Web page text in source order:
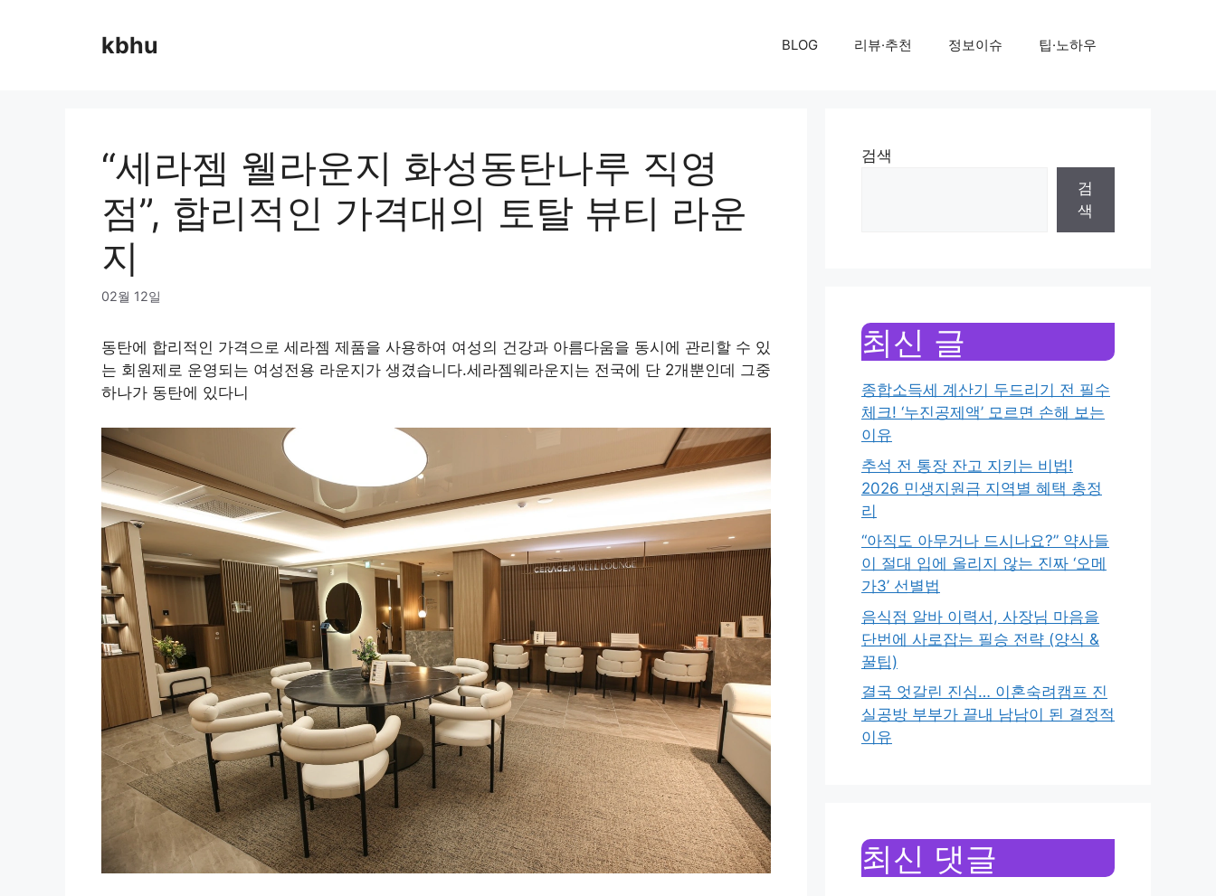
kbhu BLOG 리뷰·추천 정보이슈 팁·노하우
“세라젬 웰라운지 화성동탄나루 직영
점”, 합리적인 가격대의 토탈 뷰티 라운
지
02월 12일
동탄에 합리적인 가격으로 세라젬 제품을 사용하여 여성의 건강과 아름다움을 동시에 관리할 수 있
는 회원제로 운영되는 여성전용 라운지가 생겼습니다.세라젬웨라운지는 전국에 단 2개뿐인데 그중
하나가 동탄에 있다니
검색
검
색
최신 글
종합소득세 계산기 두드리기 전 필수
체크! ‘누진공제액’ 모르면 손해 보는
이유
추석 전 통장 잔고 지키는 비법!
2026 민생지원금 지역별 혜택 총정
리
“아직도 아무거나 드시나요?” 약사들
이 절대 입에 올리지 않는 진짜 ‘오메
가3’ 선별법
음식점 알바 이력서, 사장님 마음을
단번에 사로잡는 필승 전략 (양식 &
꿀팁)
결국 엇갈린 진심… 이혼숙려캠프 진
실공방 부부가 끝내 남남이 된 결정적
이유
최신 댓글